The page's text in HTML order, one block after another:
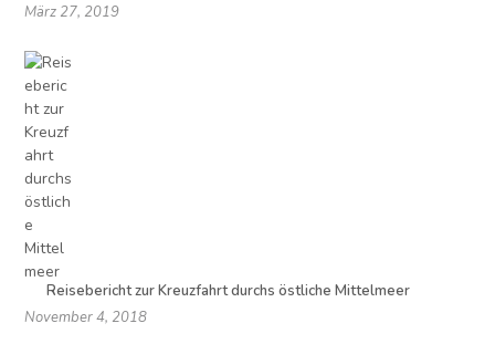
März 27, 2019
Reisebericht zur Kreuzfahrt durchs östliche Mittelmeer
November 4, 2018